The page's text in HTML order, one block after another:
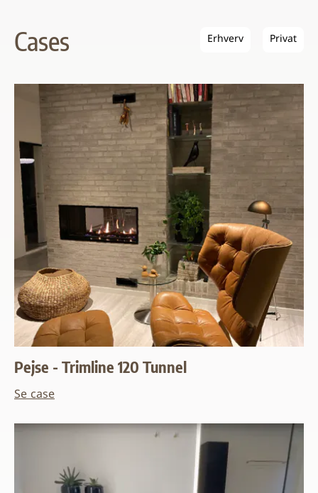
Cases Erhverv Privat
Pejse - Trimline 120 Tunnel
Se case